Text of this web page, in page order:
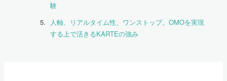
験
人軸、リアルタイム性、ワンストップ。OMOを実現
する上で活きるKARTEの強み